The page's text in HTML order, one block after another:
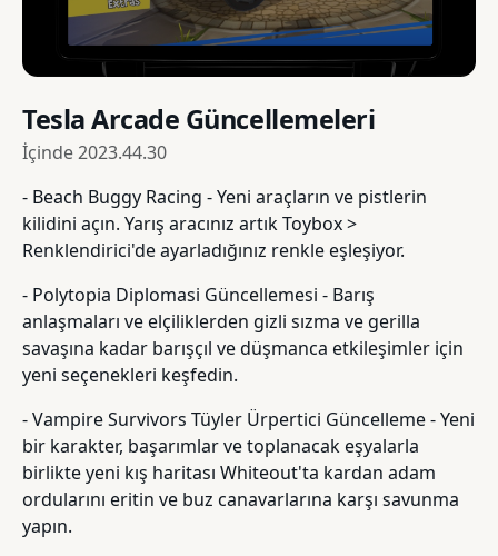
Tesla Arcade Güncellemeleri
İçinde2023.44.30
- Beach Buggy Racing - Yeni araçların ve pistlerin
kilidini açın. Yarış aracınız artık Toybox >
Renklendirici'de ayarladığınız renkle eşleşiyor.
- Polytopia Diplomasi Güncellemesi - Barış
anlaşmaları ve elçiliklerden gizli sızma ve gerilla
savaşına kadar barışçıl ve düşmanca etkileşimler için
yeni seçenekleri keşfedin.
- Vampire Survivors Tüyler Ürpertici Güncelleme - Yeni
bir karakter, başarımlar ve toplanacak eşyalarla
birlikte yeni kış haritası Whiteout'ta kardan adam
ordularını eritin ve buz canavarlarına karşı savunma
yapın.